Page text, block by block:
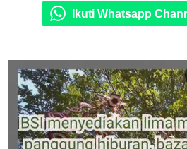
Ikuti Whatsapp